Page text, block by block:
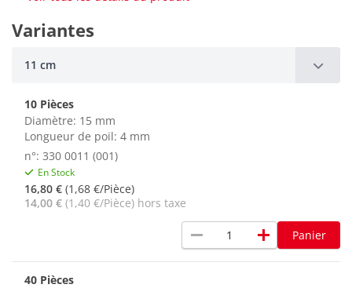
Variantes
11 cm
10 Pièces
Diamètre: 15 mm
Longueur de poil: 4 mm
n°: 330 0011 (001)
En Stock
16,80 € (1,68 €/Pièce)
14,00 € (1,40 €/Pièce) hors taxe
remove add Panier
40 Pièces